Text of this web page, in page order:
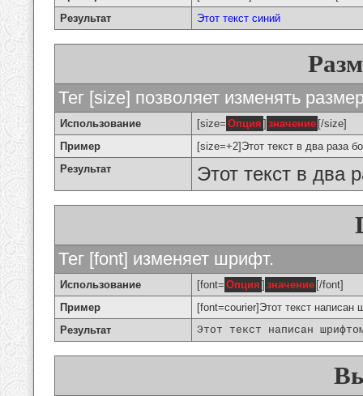
Результат
Этот текст синий
Тег [size] позволяет изменять
Использование [size= Опция ] значение [/size]
Пример
[size=+2]Этот текст в два раза
Результат
Этот текст в два
Тег [font] изменяет шрифт.
Использование [font= Опция ] значение [/font]
Пример
[font=courier]Этот текст
Результат
Этот текст написан